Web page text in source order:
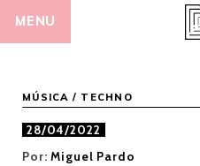
MENU
MÚSICA / TECHNO
28/04/2022
Por:Miguel Pardo